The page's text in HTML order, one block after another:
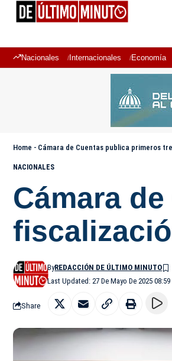
Nacionales Internacionales Economía
Home - Cámara de Cuentas publica primeros
NACIONALES
Cámara
Last Updated: 27 De Mayo De 2025 08:59
ByREDACCIÓN DE ÚLTIMO MINUTO
Share